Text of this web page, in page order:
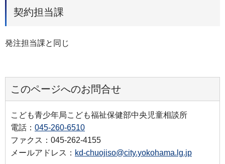
契約担当課
発注担当課と同じ
このページへのお問合せ
こども青少年局こども福祉保健部中央児童相談所
電話： 045-260-6510
ファクス：045-262-4155
メールアドレス： kd-chuojiso@city.yokohama.lg.jp